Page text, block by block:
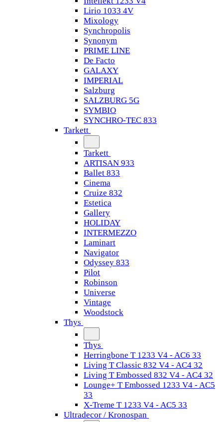
Lirio 1033 4V
Mixology
Synchropolis
Synonym
PRIME LINE
De Facto
GALAXY
IMPERIAL
Salzburg
SALZBURG 5G
SYMBIO
SYNCHRO-TEC 833
Tarkett
Tarkett
ARTISAN 933
Ballet 833
Cinema
Cruize 832
Estetica
Gallery
HOLIDAY
INTERMEZZO
Laminart
Navigator
Odyssey 833
Pilot
Robinson
Universe
Vintage
Woodstock
Thys
Thys
Herringbone T 1233 V4 - AC6 33
Living T Classic 832 V4 - AC4 32
Living T Embossed 832 V4 - AC4 32
Lounge+ T Embossed 1233 V4 - AC5
33
X-Treme T 1233 V4 - AC5 33
Ultradecor / Kronospan